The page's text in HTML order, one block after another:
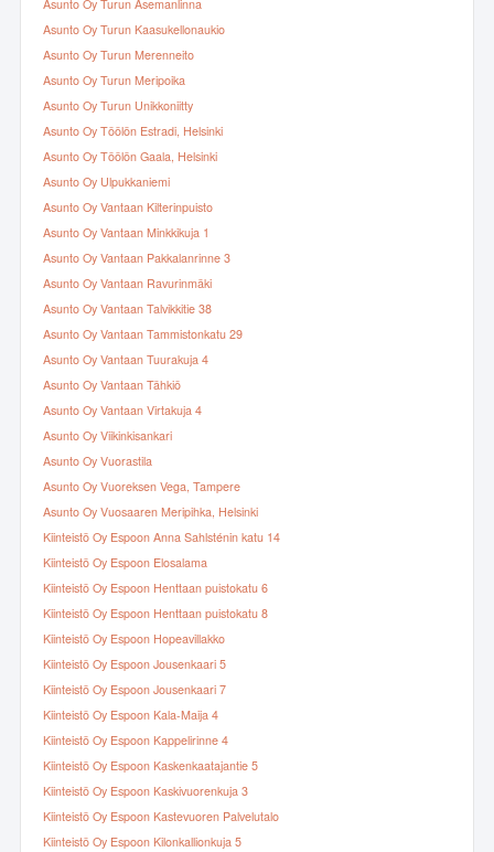
Asunto Oy Turun Asemanlinna
Asunto Oy Turun Kaasukellonaukio
Asunto Oy Turun Merenneito
Asunto Oy Turun Meripoika
Asunto Oy Turun Unikkoniitty
Asunto Oy Töölön Estradi, Helsinki
Asunto Oy Töölön Gaala, Helsinki
Asunto Oy Ulpukkaniemi
Asunto Oy Vantaan Kilterinpuisto
Asunto Oy Vantaan Minkkikuja 1
Asunto Oy Vantaan Pakkalanrinne 3
Asunto Oy Vantaan Ravurinmäki
Asunto Oy Vantaan Talvikkitie 38
Asunto Oy Vantaan Tammistonkatu 29
Asunto Oy Vantaan Tuurakuja 4
Asunto Oy Vantaan Tähkiö
Asunto Oy Vantaan Virtakuja 4
Asunto Oy Viikinkisankari
Asunto Oy Vuorastila
Asunto Oy Vuoreksen Vega, Tampere
Asunto Oy Vuosaaren Meripihka, Helsinki
Kiinteistö Oy Espoon Anna Sahlsténin katu 14
Kiinteistö Oy Espoon Elosalama
Kiinteistö Oy Espoon Henttaan puistokatu 6
Kiinteistö Oy Espoon Henttaan puistokatu 8
Kiinteistö Oy Espoon Hopeavillakko
Kiinteistö Oy Espoon Jousenkaari 5
Kiinteistö Oy Espoon Jousenkaari 7
Kiinteistö Oy Espoon Kala-Maija 4
Kiinteistö Oy Espoon Kappelirinne 4
Kiinteistö Oy Espoon Kaskenkaatajantie 5
Kiinteistö Oy Espoon Kaskivuorenkuja 3
Kiinteistö Oy Espoon Kastevuoren Palvelutalo
Kiinteistö Oy Espoon Kilonkallionkuja 5